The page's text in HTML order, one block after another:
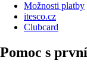
Možnosti platby
itesco.cz
Clubcard
Pomoc s